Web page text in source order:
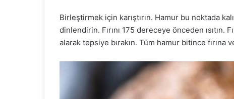
Birleştirmek için karıştırın. Hamur bu noktada
dinlendirin. Fırını 175 dereceye önceden ısıtın.
alarak tepsiye bırakın. Tüm hamur bitince